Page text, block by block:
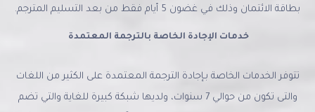
بطاقة الائتمان وذلك في غضون 5 أيام فقط من بعد التسليم المترجم.
خدمات الإجادة الخاصة بالترجمة المعتمدة
تتوفر الخدمات الخاصة بـإجادة الترجمة المعتمدة على الكثير من اللغات
والتى تكون من حوالي 7 سنوات، ولديها شبكة كبيرة للغاية والتي تضم